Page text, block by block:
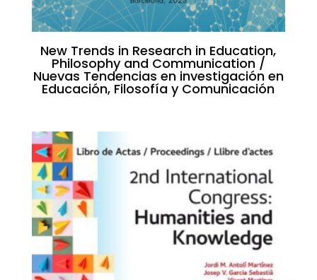
New Trends in Research in Education,
Philosophy and Communication /
Nuevas Tendencias en investigación en
Educación, Filosofía y Comunicación